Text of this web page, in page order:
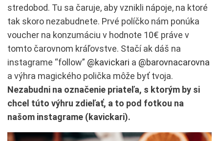
stredobod. Tu sa čaruje, aby vznikli nápoje, na ktoré
tak skoro nezabudnete. Prvé políčko nám ponúka
voucher na konzumáciu v hodnote 10€ práve v
tomto čarovnom kráľovstve. Stačí ak dáš na
instagrame “follow” @kavickari a @barovnacarovna
a výhra magického polička môže byť tvoja.
Nezabudni na označenie priateľa, s ktorým by si
chcel túto výhru zdieľať, a to pod fotkou na
našom instagrame (kavickari).